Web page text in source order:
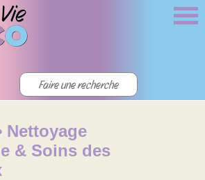
Nettoyage
& Soins des